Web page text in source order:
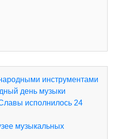
инструментами
день музыки
исполнилось 24
музыкальных